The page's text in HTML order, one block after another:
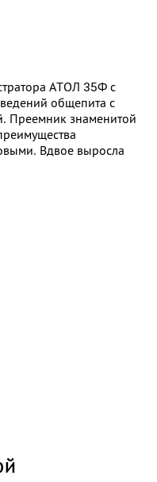
АТОЛ 35Ф с
общепита с
Преемник знаменитой
Вдвое выросла